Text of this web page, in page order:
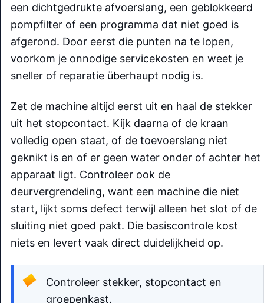
een dichtgedrukte afvoerslang, een geblokkeerd
pompfilter of een programma dat niet goed is
afgerond. Door eerst die punten na te lopen,
voorkom je onnodige servicekosten en weet je
sneller of reparatie überhaupt nodig is.
Zet de machine altijd eerst uit en haal de stekker
uit het stopcontact. Kijk daarna of de kraan
volledig open staat, of de toevoerslang niet
geknikt is en of er geen water onder of achter het
apparaat ligt. Controleer ook de
deurvergrendeling, want een machine die niet
start, lijkt soms defect terwijl alleen het slot of de
sluiting niet goed pakt. Die basiscontrole kost
niets en levert vaak direct duidelijkheid op.
Controleer stekker, stopcontact en
groepenkast.